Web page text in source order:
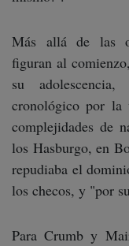
Más allá de las
figuran al
su
cronológico por la
complejidades de
los Hasburgo, en
repudiaba el
los checos, y "por
Para Crumb y